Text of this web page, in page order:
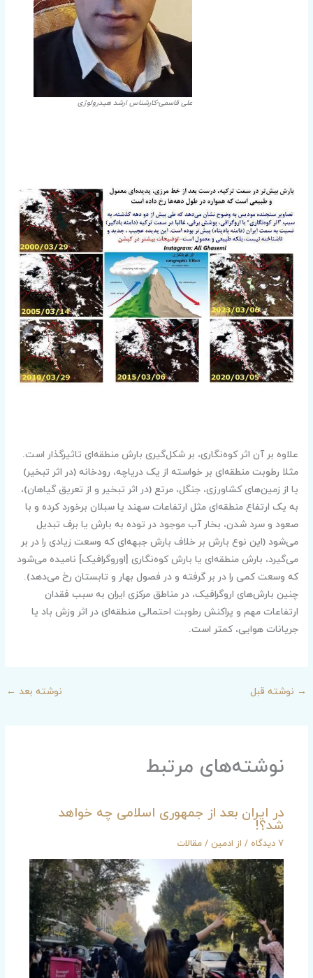
علی قاسمی-کارشناس ارشد هیدرولوژی
علاوه بر آن اثر کوه‌نگاری، بر شکل‌گیری بارش منطقه‌ای تاثیرگذار است.
مثلا رطوبت منطقه‌ای بر خواسته از یک دریاچه، رودخانه (در اثر تبخیر)
یا از زمین‌های کشاورزی، جنگل، مرتع (در اثر تبخیر و از تعریق گیاهان)،
به یک ارتفاع منطقه‌ای مثل ارتفاعات سهند یا سبلان برخورد کرده و با
صعود و سرد شدن، بخار آب موجود در توده به بارش یا برف تبدیل
می‌شود (این نوع بارش بر خلاف بارش جبهه‌ای که وسعت زیادی را در بر
می‌گیرد، بارش منطقه‌ای یا بارش کوه‌نگاری [اوروگرافیک] نامیده می‌شود
که وسعت کمی را در بر گرفته و در فصول بهار و تابستان رخ می‌دهد).
چنین بارش‌های اروگرافیک، در مناطق مرکزی ایران به سبب فقدان
ارتفاعات مهم و پراکنش رطوبت احتمالی منطقه‌ای در اثر وزش باد یا
جریانات هوایی، کمتر است.
→ نوشته قبل نوشته بعد ←
نوشته‌های مرتبط
در ایران بعد از جمهوری اسلامی چه خواهد
شد؟!
7 دیدگاه / از ادمین / مقالات